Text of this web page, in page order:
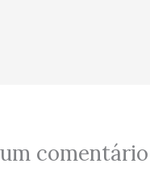
comentário